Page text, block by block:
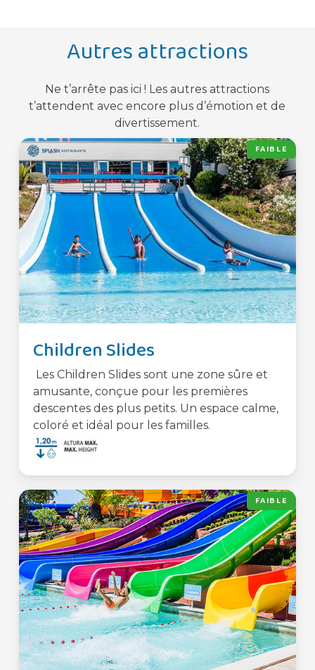
Autres attractions
Ne t’arrête pas ici ! Les autres attractions
t’attendent avec encore plus d’émotion et de
divertissement.
FAIBLE
Children Slides
Les Children Slides sont une zone sûre et
amusante, conçue pour les premières
descentes des plus petits. Un espace calme,
coloré et idéal pour les familles.
FAIBLE